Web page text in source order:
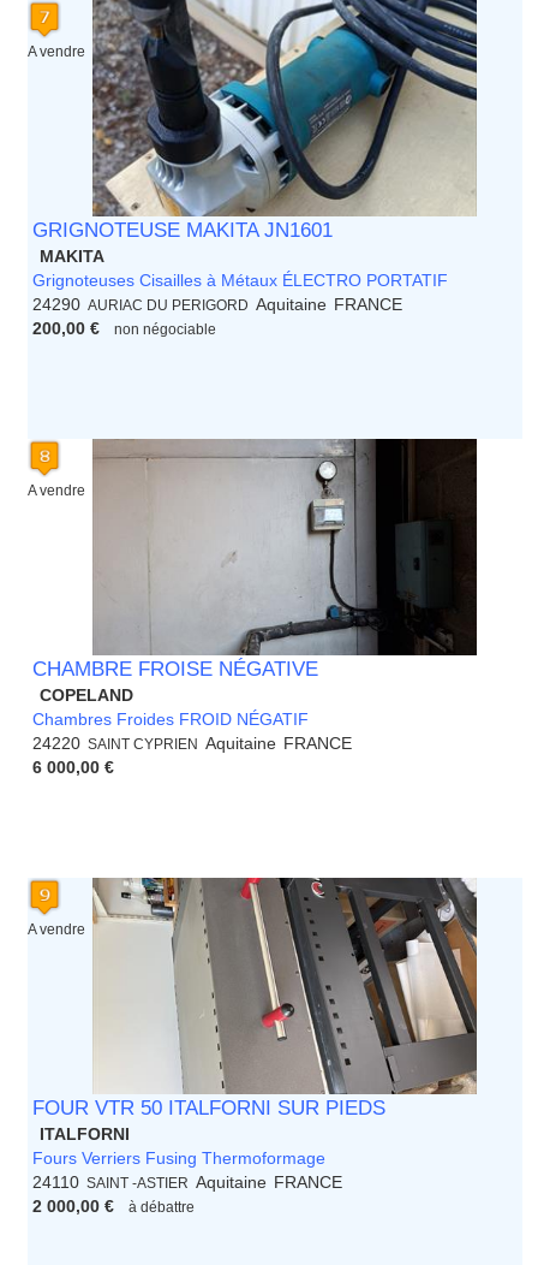
A vendre
GRIGNOTEUSE MAKITA JN1601
MAKITA
Grignoteuses Cisailles à Métaux ÉLECTRO PORTATIF
24290 AURIAC DU PERIGORD Aquitaine FRANCE
200,00 €
non négociable
A vendre
CHAMBRE FROISE NÉGATIVE
COPELAND
Chambres Froides FROID NÉGATIF
24220 SAINT CYPRIEN Aquitaine FRANCE
6 000,00 €
A vendre
FOUR VTR 50 ITALFORNI SUR PIEDS
ITALFORNI
Fours Verriers Fusing Thermoformage
24110 SAINT -ASTIER Aquitaine FRANCE
2 000,00 €
à débattre